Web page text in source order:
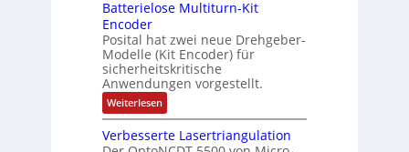
o
g
e
w
ä
h
t
f
t
e
e
r
ä
l
t
S
c
h
u
t
z
s
l
o
s
e
F
a
n
g
s
Batterielose Multiturn-Kit
Encoder
Posital hat zwei neue Drehgeber-
Modelle (Kit Encoder) für
sicherheitskritische
Anwendungen vorgestellt.
Weiterlesen:
B
t
Verbesserte Lasertriangulation